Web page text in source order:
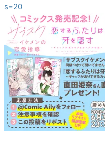
s=20